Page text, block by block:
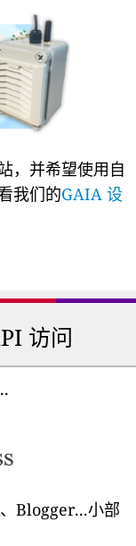
，并希望使用自
我们的GAIA 设
访问
Blogger...小部